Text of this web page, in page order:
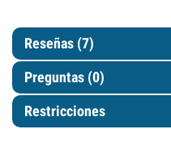
Reseñas (7)
Preguntas (0)
Restricciones